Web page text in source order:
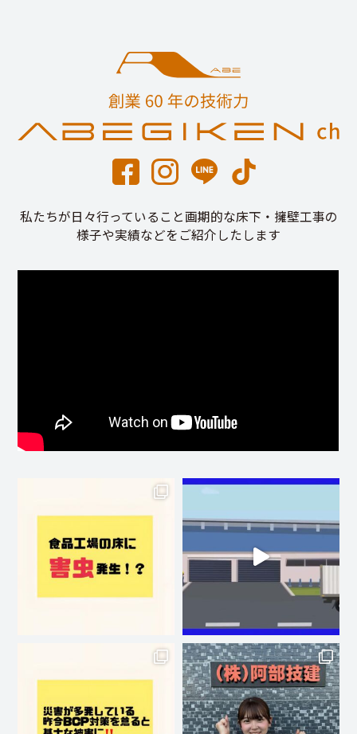
私たちが日々行っていること画期的な床下・擁壁工事の
様子や実績などをご紹介したします